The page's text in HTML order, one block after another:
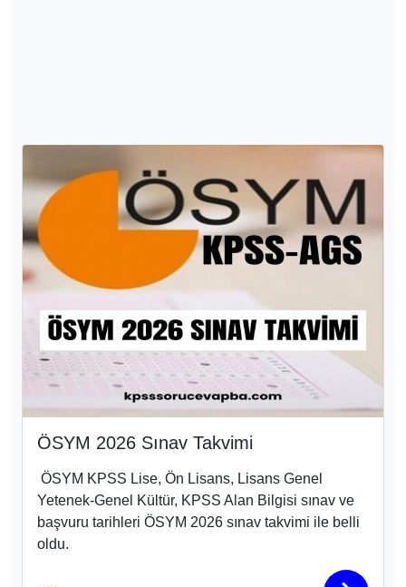
ÖSYM KPSS Lise, Ön Lisans, Lisans Genel
Yetenek-Genel Kültür, KPSS Alan Bilgisi sınav ve
başvuru tarihleri ÖSYM 2026 sınav takvimi ile belli
oldu.
4057